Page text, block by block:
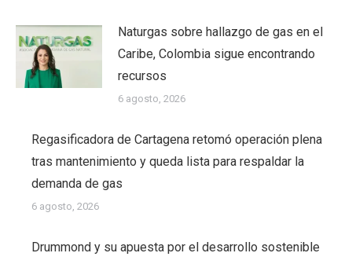
Naturgas sobre hallazgo de gas en el
Caribe, Colombia sigue encontrando
recursos
6 agosto, 2026
Regasificadora de Cartagena retomó operación plena
tras mantenimiento y queda lista para respaldar la
demanda de gas
6 agosto, 2026
Drummond y su apuesta por el desarrollo sostenible